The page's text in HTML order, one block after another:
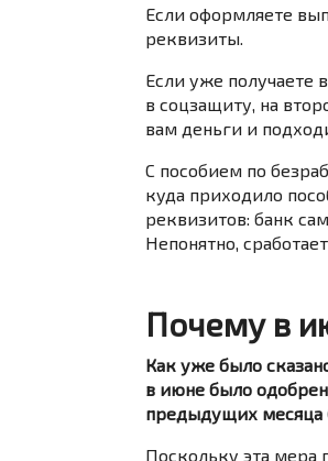
Если оформляете
реквизиты.
Если уже получаете
в соцзащиту, на
вам деньги и
С пособием по
куда приходило
реквизитов: банк
Непонятно,
Почему в
Как уже было
в июне было
предыдущих месяца
Поскольку эта мера